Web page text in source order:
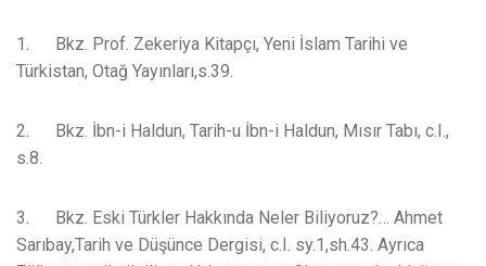
1. Bkz. Prof. Zekeriya Kitapçı, Yeni İslam Tarihi ve
Türkistan, Otağ Yayınları,s.39.
2. Bkz. İbn-i Haldun, Tarih-u İbn-i Haldun, Mısır Tabı, c.I.,
s.8.
3. Bkz. Eski Türkler Hakkında Neler Biliyoruz?… Ahmet
Sarıbay,Tarih ve Düşünce Dergisi, c.I. sy.1,sh.43. Ayrıca